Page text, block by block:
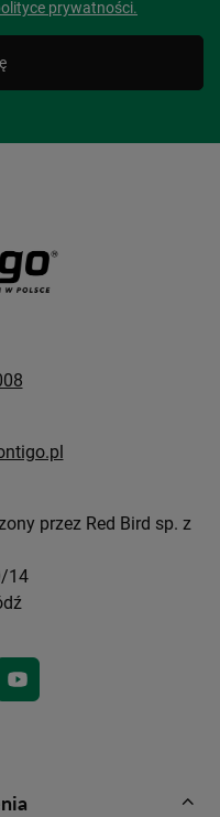
prywatności.
przez Red Bird sp. z
14